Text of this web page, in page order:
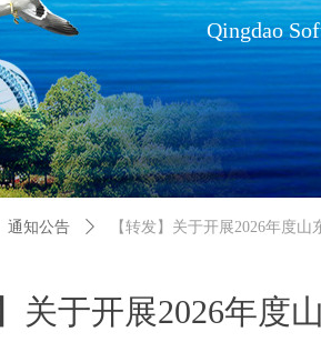
Qingdao
查看更多>>
关于开展2026年
通知公告 ꄲ 【转发】关于开展2026年度